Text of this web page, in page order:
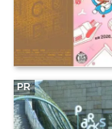
PR